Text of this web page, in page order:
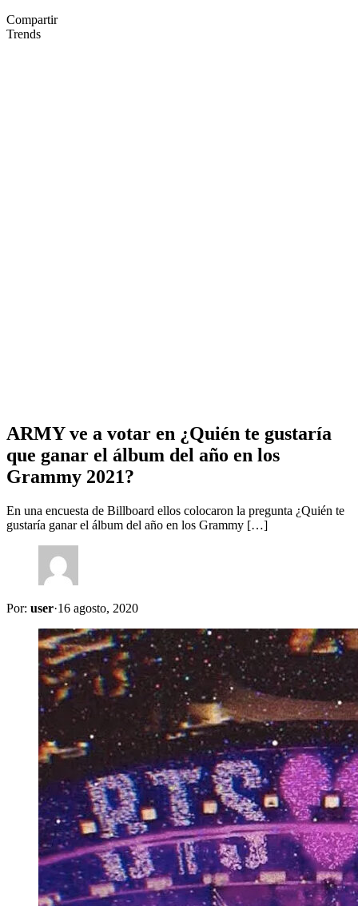
Compartir
Trends
ARMY ve a votar en ¿Quién te gustaría
que ganar el álbum del año en los
Grammy 2021?
En una encuesta de Billboard ellos colocaron la pregunta ¿Quién te
gustaría ganar el álbum del año en los Grammy […]
Por: user·16 agosto, 2020